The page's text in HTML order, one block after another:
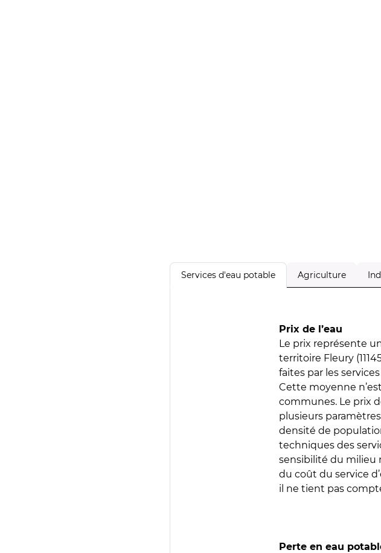
Services d'eau potable Agriculture
Prix de l’eau
Le prix représente
territoire Fleury
faites par les
Cette moyenne
communes. Le prix
plusieurs
densité de
techniques des
sensibilité du milieu
du coût du service
il ne tient pas
Perte en eau